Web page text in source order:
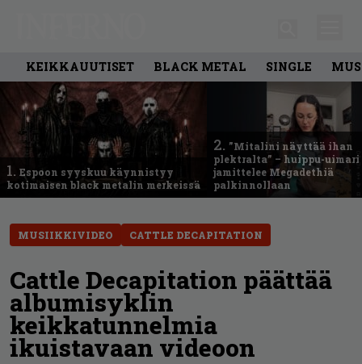
KEIKKAUUTISET BLACK METAL SINGLE
1. Espoon syyskuu käynnistyy
kotimaisen black metalin merkeissä
2. ”Mitalini näyttää ihan
plektralta” – huippu-uimari
jamittelee Megadethiä
palkinnollaan
MUSIIKKIVIDEO CATTLE DECAPITATION
Cattle Decapitation päättää
albumisyklin
keikkatunnelmia
ikuistavaan videoon